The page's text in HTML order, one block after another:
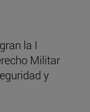
la I
Militar
y